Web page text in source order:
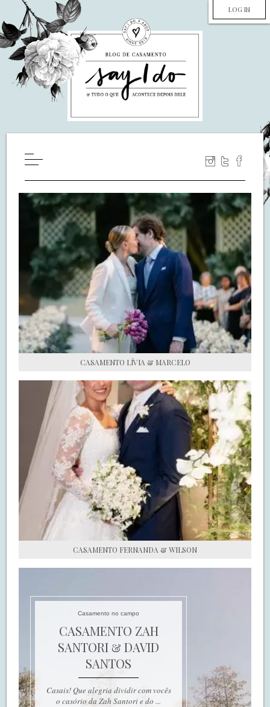
LOG IN
WILL YOU MARRY ME?
LUA DE MEL
COZINHA
DECORAÇÃO
DE NOIVA PRA NOIVA
S.O.S CASADAS
FALE COM O SAY I DO
CASAMENTO LÍVIA & MARCELO
CASAMENTO FERNANDA & WILSON
Casamento no campo
CASAMENTO ZAH
SANTORI & DAVID
SANTOS
Casais! Que alegria dividir com vocês
o casório da Zah Santori e do ...